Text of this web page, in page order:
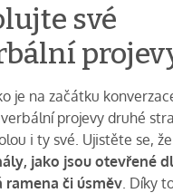
své
je na začátku
projevy druhé
i ty své. Ujistěte se, že
jako jsou otevřené
ramena či úsměv . Díky